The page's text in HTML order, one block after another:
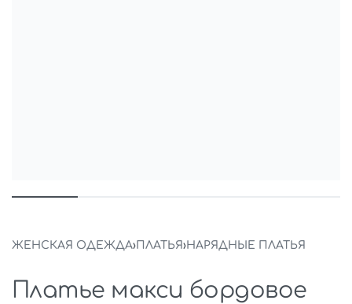
ЖЕНСКАЯ ОДЕЖДА›ПЛАТЬЯ›НАРЯДНЫЕ ПЛАТЬЯ
Платье макси бордовое